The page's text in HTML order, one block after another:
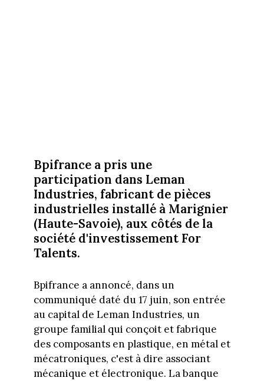
Bpifrance a pris une
participation dans Leman
Industries, fabricant de pièces
industrielles installé à Marignier
(Haute-Savoie), aux côtés de la
société d'investissement For
Talents.
Bpifrance a annoncé, dans un
communiqué daté du 17 juin, son entrée
au capital de Leman Industries, un
groupe familial qui conçoit et fabrique
des composants en plastique, en métal et
mécatroniques, c'est à dire associant
mécanique et électronique. La banque